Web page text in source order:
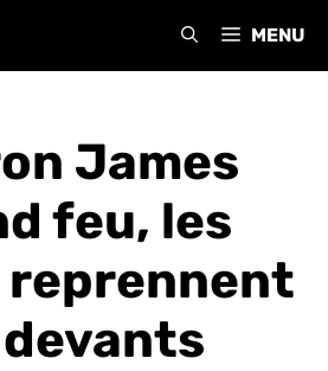
MENU
James
feu, les
reprennent